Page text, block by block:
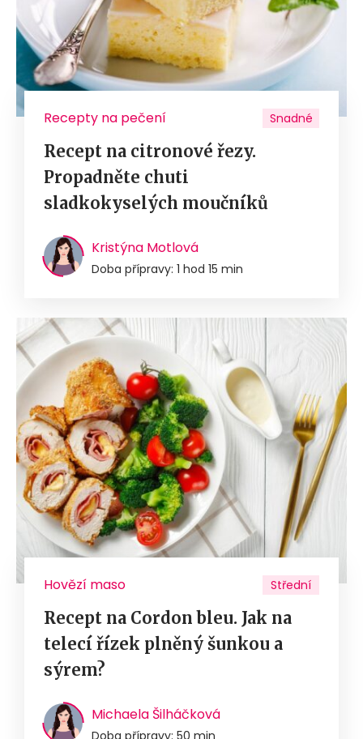
Recepty na pečení Snadné
Recept na citronové řezy.
Propadněte chuti
sladkokyselých moučníků
Kristýna Motlová
Doba přípravy: 1 hod 15 min
Hovězí maso Střední
Recept na Cordon bleu. Jak na
telecí řízek plněný šunkou a
sýrem?
Michaela Šilháčková